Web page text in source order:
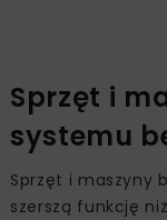
Sprzęt i
systemu
Sprzęt i maszyny
szerszą funkcję